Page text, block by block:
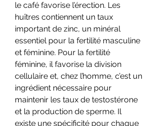
le café favorise l’érection. Les
huîtres contiennent un taux
important de zinc, un minéral
essentiel pour la fertilité masculine
et féminine. Pour la fertilité
féminine, il favorise la division
cellulaire et, chez l’homme, c’est un
ingrédient nécessaire pour
maintenir les taux de testostérone
et la production de sperme. Il
existe une spécificité pour chaque